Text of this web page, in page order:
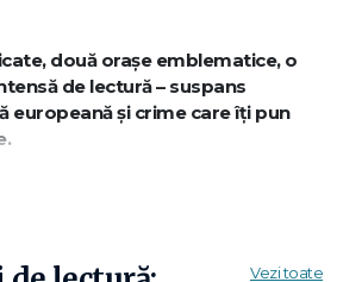
două orașe emblematice, o
de lectură – suspans
europeană și crime care îți pun
Vezi toate